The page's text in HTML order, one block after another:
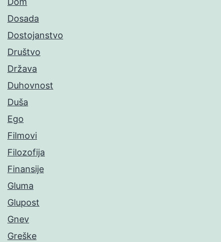
Dosada
Dostojanstvo
Društvo
Država
Duhovnost
Duša
Ego
Filmovi
Filozofija
Finansije
Gluma
Glupost
Gnev
Greške